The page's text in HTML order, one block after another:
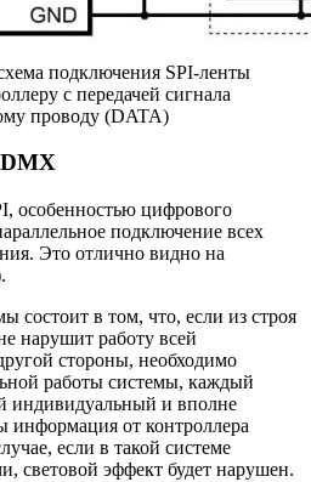
подключения SPI-ленты
с передачей сигнала
проводу (DATA)
особенностью цифрового
подключение всех
Это отлично видно на
состоит в том, что, если из строя
нарушит работу всей
стороны, необходимо
работы системы, каждый
индивидуальный и вполне
информация от контроллера
если в такой системе
световой эффект будет нарушен.